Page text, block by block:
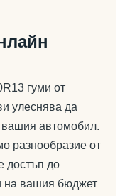
гуми от
улеснява да
вашия автомобил.
разнообразие от
достъп до
на вашия бюджет